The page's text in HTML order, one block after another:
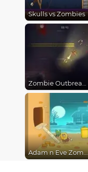
Skulls vs Zombies
Zombie Outbreak Arena
Adam n Eve Zombies